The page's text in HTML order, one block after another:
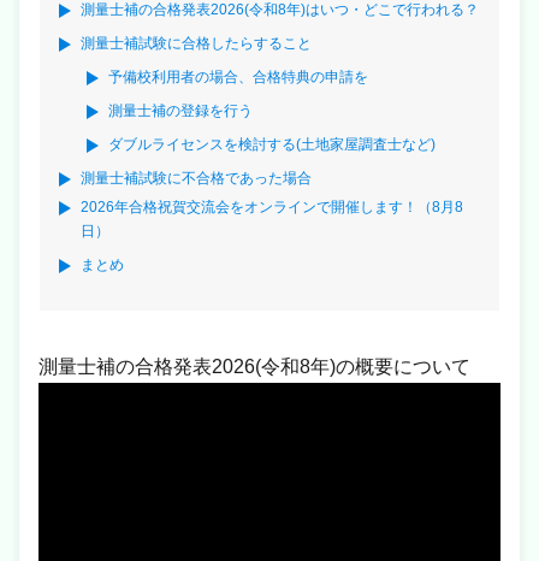
測量士補の合格発表2026(令和8年)はいつ・どこで行われる？
測量士補試験に合格したらすること
予備校利用者の場合、合格特典の申請を
測量士補の登録を行う
ダブルライセンスを検討する(土地家屋調査士など)
測量士補試験に不合格であった場合
2026年合格祝賀交流会をオンラインで開催します！（8月8
日）
まとめ
測量士補の合格発表2026(令和8年)の概要について